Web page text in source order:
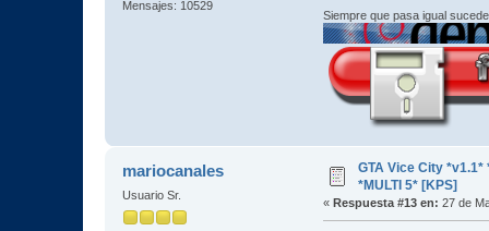
Mensajes: 10529
Siempre que pasa igual
mariocanales
Usuario Sr.
GTA Vice City *v1.1*
*MULTI 5* [KPS]
« Respuesta #13 en: 27 de